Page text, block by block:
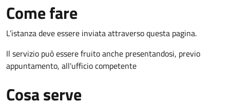
Come fare
L’istanza deve essere inviata attraverso questa pagina.
Il servizio può essere fruito anche presentandosi, previo
appuntamento, all'ufficio competente
Cosa serve